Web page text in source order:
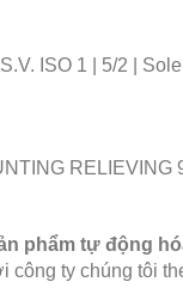
ISO 1 | 5/2 |
RELIEVING
phẩm tự động
công ty chúng tôi